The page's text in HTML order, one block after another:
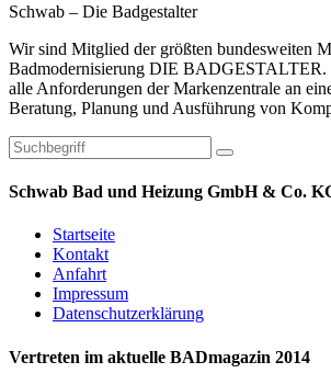
Schwab – Die Badgestalter
Wir sind Mitglied der größten bundesweiten
Badmodernisierung DIE
alle Anforderungen der Markenzentrale an
Beratung, Planung und Ausführung von
Schwab Bad und Heizung GmbH & Co.
Startseite
Kontakt
Anfahrt
Impressum
Datenschutzerklärung
Vertreten im aktuelle BADmagazin 2014